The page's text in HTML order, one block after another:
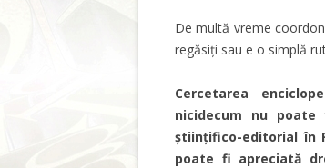
De multă vreme
regăsiți sau e o simplă
Cercetarea
nicidecum nu poate
științifico-editorial în
poate fi apreciată